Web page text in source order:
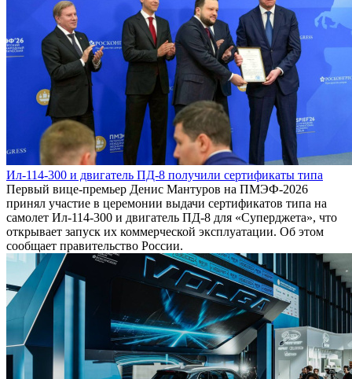
Ил-114-300 и двигатель ПД-8 получили сертификаты типа
Первый вице-премьер Денис Мантуров на ПМЭФ-2026
принял участие в церемонии выдачи сертификатов типа на
самолет Ил-114-300 и двигатель ПД-8 для «Суперджета», что
открывает запуск их коммерческой эксплуатации. Об этом
сообщает правительство России.